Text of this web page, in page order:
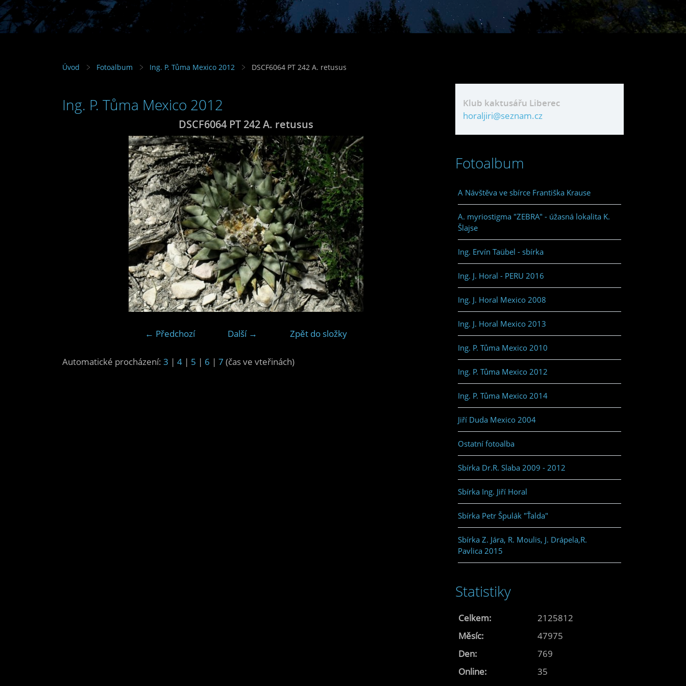
Úvod Fotoalbum Ing. P. Tůma Mexico 2012 DSCF6064 PT 242 A. retusus
Ing. P. Tůma Mexico 2012
DSCF6064 PT 242 A. retusus
← Předchozí Další → Zpět do složky
Automatické procházení: 3 | 4 | 5 | 6 | 7 (čas ve vteřinách)
Klub kaktusářu Liberec
horaljiri@seznam.cz
Fotoalbum
A Návštěva ve sbírce Františka Krause
A. myriostigma "ZEBRA" - úžasná lokalita K.
Šlajse
Ing. Ervín Taübel - sbírka
Ing. J. Horal - PERU 2016
Ing. J. Horal Mexico 2008
Ing. J. Horal Mexico 2013
Ing. P. Tůma Mexico 2010
Ing. P. Tůma Mexico 2012
Ing. P. Tůma Mexico 2014
Jiří Duda Mexico 2004
Ostatní fotoalba
Sbírka Dr.R. Slaba 2009 - 2012
Sbírka Ing. Jiří Horal
Sbírka Petr Špulák "Ťalda"
Sbírka Z. Jára, R. Moulis, J. Drápela,R.
Pavlica 2015
Statistiky
Online: 35
Celkem:
2125812
Měsíc:
47975
Den:
769